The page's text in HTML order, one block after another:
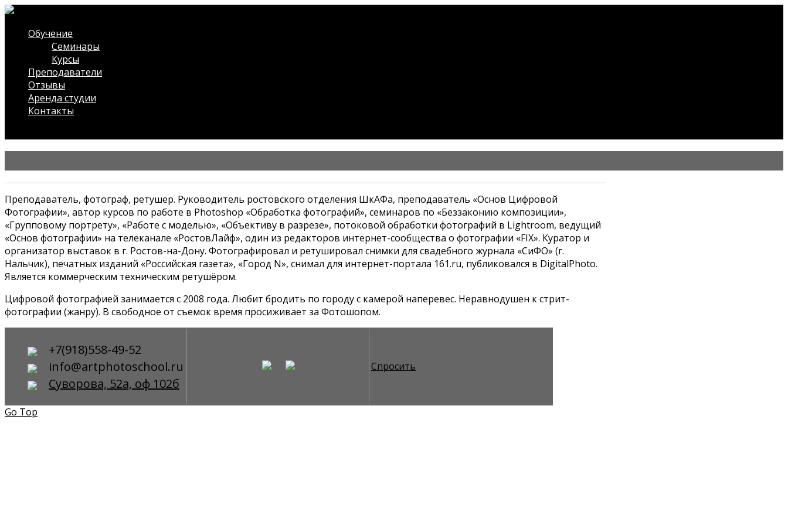
Обучение
Семинары
Курсы
Преподаватели
Отзывы
Аренда студии
Контакты
Преподаватель, фотограф, ретушер. Руководитель ростовского отделения ШкАФа, преподаватель «Основ Цифровой
Фотографии», автор курсов по работе в Photoshop «Обработка фотографий», семинаров по «Беззаконию композиции»,
«Групповому портрету», «Работе с моделью», «Объективу в разрезе», потоковой обработки фотографий в Lightroom, ведущий
«Основ фотографии» на телеканале «РостовЛайф», один из редакторов интернет-сообщества о фотографии «FIX». Куратор и
организатор выставок в г. Ростов-на-Дону. Фотографировал и ретушировал снимки для свадебного журнала «СиФО» (г.
Нальчик), печатных изданий «Российская газета», «Город N», снимал для интернет-портала 161.ru, публиковался в DigitalPhoto.
Является коммерческим техническим ретушёром.
Цифровой фотографией занимается с 2008 года. Любит бродить по городу с камерой наперевес. Неравнодушен к стрит-
фотографии (жанру). В свободное от съемок время просиживает за Фотошопом.
+7(918)558-49-52
info@artphotoschool.ru
Суворова, 52а, оф 102б
Спросить
Go Top